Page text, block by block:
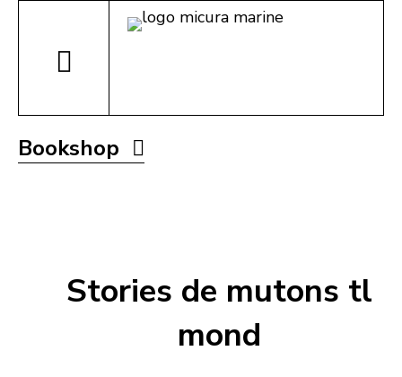
Bookshop
Stories de mutons tl
mond